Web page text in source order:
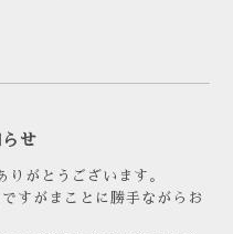
せ
りがとうございます。
すがまことに勝手ながらお